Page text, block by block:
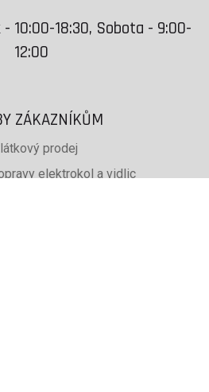
10:00-18:30, Sobota - 9:00-
12:00
ZÁKAZNÍKŮM
prodej
elektrokol a vidlic